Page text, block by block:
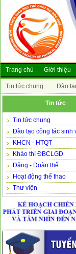
Trang chủ Giới thiệu
Tin tức chung Đào
Tin tức
Tin tức chung
Đào tạo công tác sinh
KHCN - HTQT
Khảo thí ĐBCLGD
Đảng - Đoàn thể
Hoạt động thể thao
Thư viện